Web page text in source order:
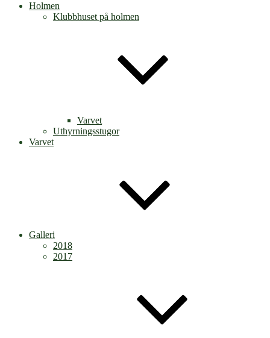
Holmen
Klubbhuset på holmen
Varvet
Uthyrningsstugor
Varvet
Galleri
2018
2017